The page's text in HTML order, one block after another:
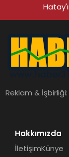
Reklam &
Hakkımızda
İletişimKünye